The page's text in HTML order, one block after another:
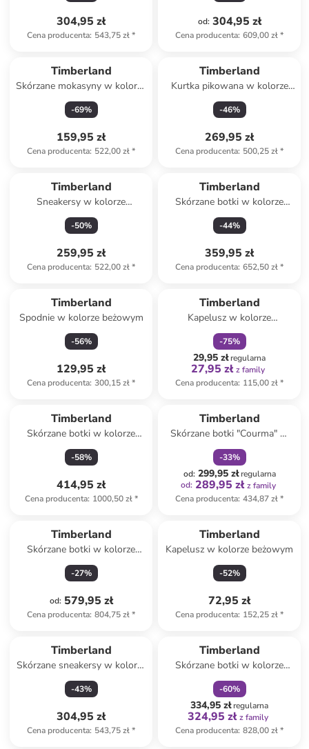
304,95 zł
Cena producenta: 543,75 zł*
od: 304,95 zł
Cena producenta: 609,00 zł*
Timberland
Skórzane mokasyny w kolorze
jasnobrązowym
-69%
159,95 zł
Cena producenta: 522,00 zł*
Timberland
Kurtka pikowana w kolorze
niebieskim
-46%
269,95 zł
Cena producenta: 500,25 zł*
Timberland
Sneakersy w kolorze
jasnobrązowym
-50%
259,95 zł
Cena producenta: 522,00 zł*
Timberland
Skórzane botki w kolorze
granatowym
-44%
359,95 zł
Cena producenta: 652,50 zł*
Timberland
Spodnie w kolorze beżowym
-56%
129,95 zł
Cena producenta: 300,15 zł*
Timberland
Kapelusz w kolorze
pomarańczowym
-75%
29,95 złregularna
27,95 zł z family
Cena producenta: 115,00 zł*
Timberland
Skórzane botki w kolorze
szarym
-58%
414,95 zł
Cena producenta: 1000,50 zł*
Timberland
Skórzane botki "Courma" w
kolorze czarnym
-33%
od: 299,95 złregularna
od: 289,95 zł z family
Cena producenta: 434,87 zł*
Timberland
Skórzane botki w kolorze
jasnobrązowym
-27%
od: 579,95 zł
Cena producenta: 804,75 zł*
Timberland
Kapelusz w kolorze beżowym
-52%
72,95 zł
Cena producenta: 152,25 zł*
Timberland
Skórzane sneakersy w kolorze
jasnobrązowym
-43%
304,95 zł
Cena producenta: 543,75 zł*
Timberland
Skórzane botki w kolorze
jasnobrązowym
-60%
334,95 złregularna
324,95 zł z family
Cena producenta: 828,00 zł*